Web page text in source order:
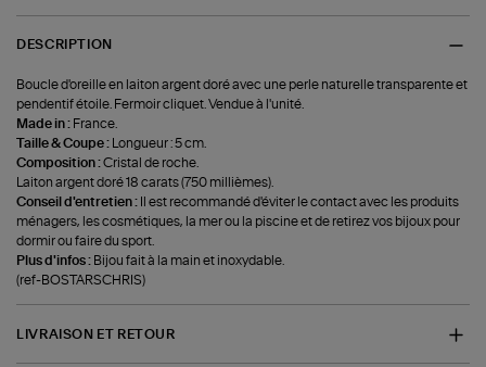
DESCRIPTION
Boucle d'oreille en laiton argent doré avec une perle naturelle transparente et
pendentif étoile. Fermoir cliquet. Vendue à l'unité.
Made in : France.
Taille & Coupe :
Longueur : 5 cm.
Composition :Cristal de roche.
Laiton argent doré 18 carats (750 millièmes).
Conseil d'entretien :
Il est recommandé d'éviter le contact avec les produits
ménagers, les cosmétiques, la mer ou la piscine et de retirez vos bijoux pour
dormir ou faire du sport.
Plus d'infos : Bijou fait à la main et inoxydable.
(ref-BOSTARSCHRIS)
LIVRAISON ET RETOUR